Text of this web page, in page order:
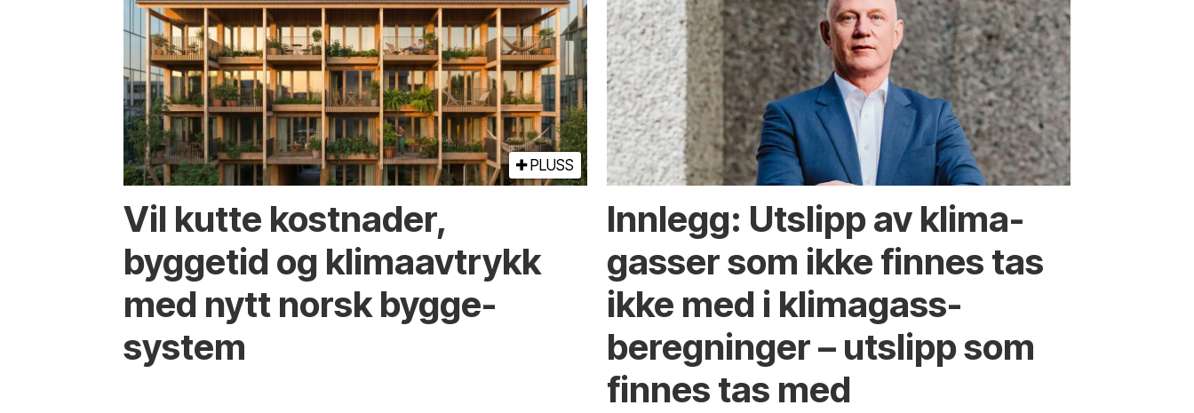
PLUSS
Vil kutte kostnader,
byggetid og klima­avtrykk
med nytt norsk bygge­
system
Innlegg: Utslipp av klima­
gasser som ikke finnes tas
ikke med i klima­gass­
beregninger – utslipp som
finnes tas med